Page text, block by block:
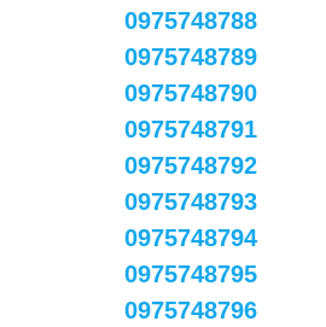
0975748788
0975748789
0975748790
0975748791
0975748792
0975748793
0975748794
0975748795
0975748796